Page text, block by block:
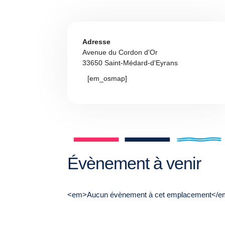
Adresse
Avenue du Cordon d'Or
33650 Saint-Médard-d'Eyrans
[em_osmap]
Évènement à venir
<em>Aucun évènement à cet emplacement</